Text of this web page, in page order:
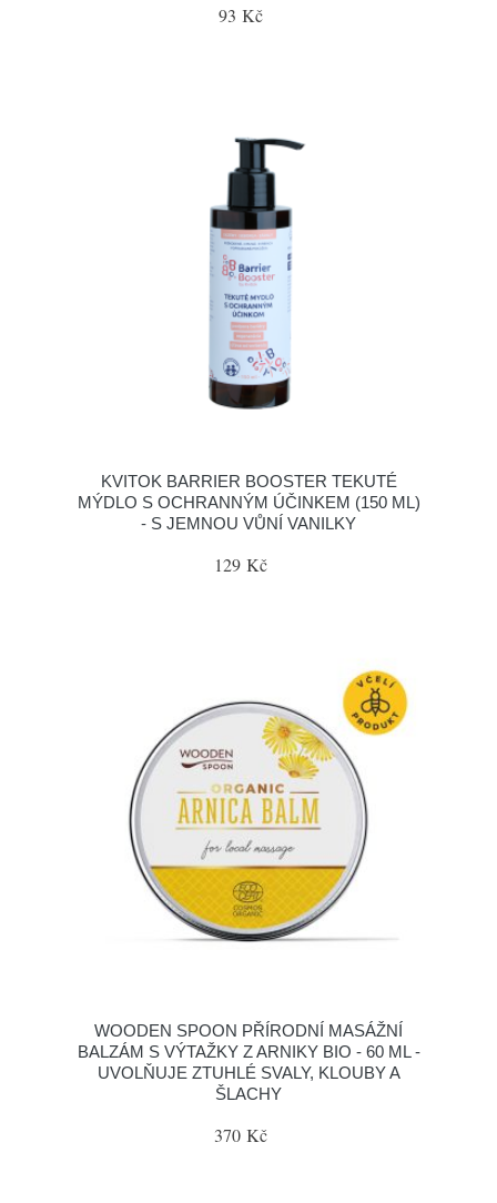
93 Kč
KVITOK BARRIER BOOSTER TEKUTÉ
MÝDLO S OCHRANNÝM ÚČINKEM (150 ML)
- S JEMNOU VŮNÍ VANILKY
129 Kč
WOODEN SPOON PŘÍRODNÍ MASÁŽNÍ
BALZÁM S VÝTAŽKY Z ARNIKY BIO - 60 ML -
UVOLŇUJE ZTUHLÉ SVALY, KLOUBY A
ŠLACHY
370 Kč